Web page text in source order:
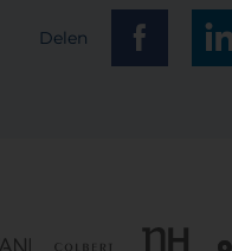
Delen